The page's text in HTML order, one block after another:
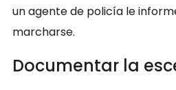
un agente de policía le
marcharse.
Documentar la